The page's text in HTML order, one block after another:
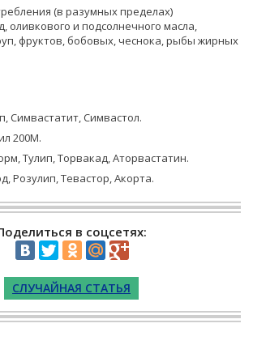
(в разумных пределах)
оливкового и подсолнечного масла,
фруктов, бобовых, чеснока, рыбы жирных
Симвастатит, Симвастол.
200М.
Тулип, Торвакад, Аторвастатин.
Розулип, Тевастор, Акорта.
в соцсетях:
СЛУЧАЙНАЯ СТАТЬЯ